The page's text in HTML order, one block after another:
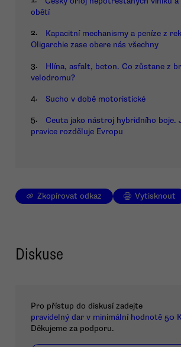
obětí
2.
Kapacitní mechanismy a peníze z
Oligarchie zase obere nás všechny
3.
Hlína, asfalt, beton. Co zůstane z
velodromu?
4. Sucho v době motoristické
5.
Ceuta jako nástroj hybridního boje.
pravice rozděluje Evropu
Zkopírovat odkaz Vytisknout
Diskuse
Pro přístup do diskusí zadejte
pravidelný dar v minimální hodnotě 50
Děkujeme za podporu.